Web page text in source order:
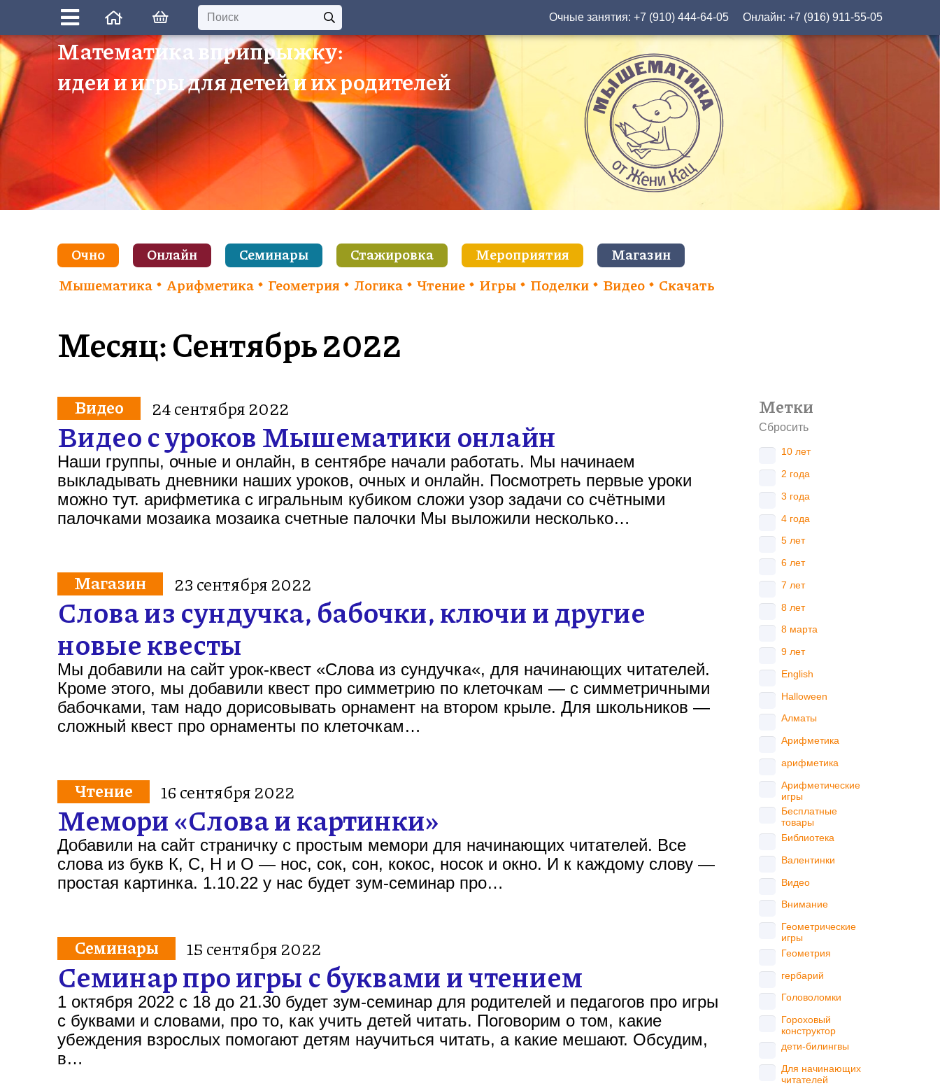
Очные занятия:+7 (910) 444-64-05 Онлайн:+7 (916) 911-55-05
Математика вприпрыжку:
идеи и игры для детей и их родителей
Очно Онлайн Семинары Стажировка Мероприятия
Магазин
Мышематика
Арифметика Геометрия Логика Чтение Игры Поделки Видео Скачать
Месяц: Сентябрь 2022
Видео 24 сентября 2022
Видео с уроков Мышематики онлайн
Наши группы, очные и онлайн, в сентябре начали работать. Мы начинаем
выкладывать дневники наших уроков, очных и онлайн. Посмотреть первые уроки
можно тут. арифметика с игральным кубиком сложи узор задачи со счётными
палочками мозаика мозаика счетные палочки Мы выложили несколько…
Магазин 23 сентября 2022
Слова из сундучка, бабочки, ключи и другие
новые квесты
Мы добавили на сайт урок-квест «Слова из сундучка«, для начинающих читателей.
Кроме этого, мы добавили квест про симметрию по клеточкам — с симметричными
бабочками, там надо дорисовывать орнамент на втором крыле. Для школьников —
сложный квест про орнаменты по клеточкам…
Чтение 16 сентября 2022
Мемори «Слова и картинки»
Добавили на сайт страничку с простым мемори для начинающих читателей. Все
слова из букв К, С, Н и О — нос, сок, сон, кокос, носок и окно. И к каждому слову —
простая картинка. 1.10.22 у нас будет зум-семинар про…
Семинары 15 сентября 2022
Семинар про игры с буквами и чтением
1 октября 2022 с 18 до 21.30 будет зум-семинар для родителей и педагогов про игры
с буквами и словами, про то, как учить детей читать. Поговорим о том, какие
убеждения взрослых помогают детям научиться читать, а какие мешают. Обсудим,
в…
Метки
Сбросить
10 лет
2 года
3 года
4 года
5 лет
6 лет
7 лет
8 лет
8 марта
9 лет
English
Halloween
Алматы
Арифметика
арифметика
Арифметические
игры
Бесплатные
товары
Библиотека
Валентинки
Видео
Внимание
Геометрические
игры
Геометрия
гербарий
Головоломки
Гороховый
конструктор
дети-билингвы
Для начинающих
читателей